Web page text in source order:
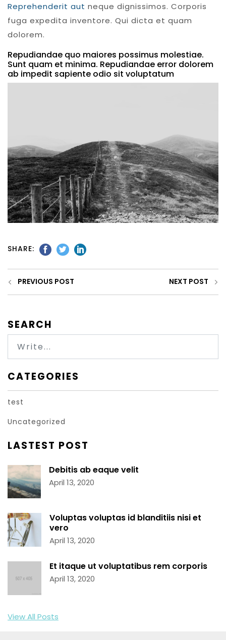
Reprehenderit aut neque dignissimos. Corporis
fuga expedita inventore. Qui dicta et quam
dolorem.
Repudiandae quo maiores possimus molestiae.
Sunt quam et minima. Repudiandae error dolorem
ab impedit sapiente odio sit voluptatum
SHARE:
PREVIOUS POST NEXT POST
SEARCH
CATEGORIES
test
Uncategorized
LASTEST POST
Debitis ab eaque velit
April 13, 2020
Voluptas voluptas id blanditiis nisi et
vero
April 13, 2020
Et itaque ut voluptatibus rem corporis
April 13, 2020
View All Posts